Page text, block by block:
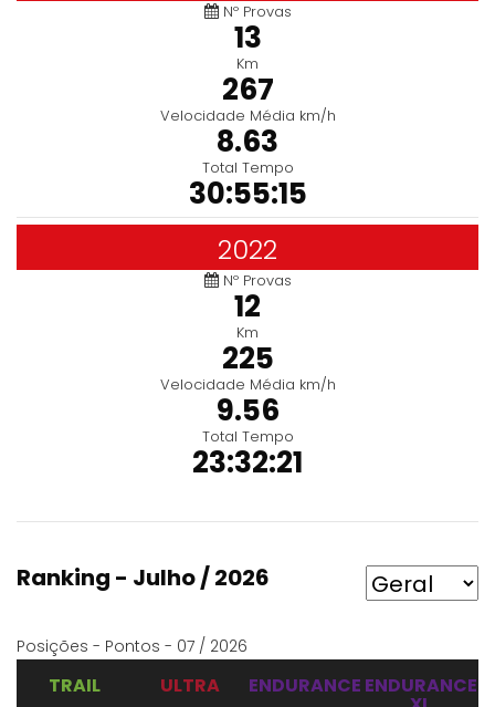
Nº Provas
13
Km
267
Velocidade Média km/h
8.63
Total Tempo
30:55:15
2022
Nº Provas
12
Km
225
Velocidade Média km/h
9.56
Total Tempo
23:32:21
Ranking - Julho / 2026
Posições - Pontos - 07 / 2026
TRAIL ULTRA ENDURANCE ENDURANCE